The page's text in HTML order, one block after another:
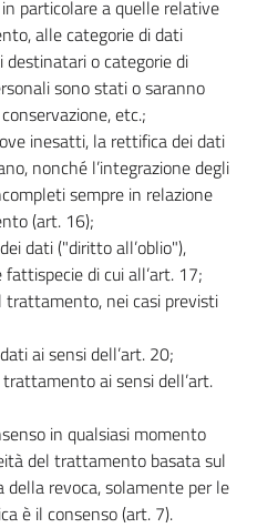
particolare a quelle relative
alle categorie di dati
destinatari o categorie di
sono stati o saranno
etc.;
inesatti, la rettifica dei dati
nonché l’integrazione degli
sempre in relazione
(art. 16);
dati ("diritto all’oblio"),
di cui all’art. 17;
nei casi previsti
ai sensi dell’art. 20;
ai sensi dell’art.
in qualsiasi momento
del trattamento basata sul
revoca, solamente per le
è il consenso (art. 7).